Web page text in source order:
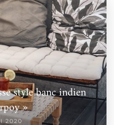
style banc indien
»
2020